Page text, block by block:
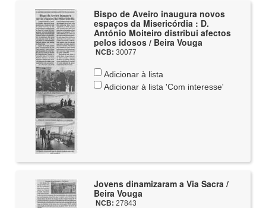
Bispo de Aveiro inaugura novos
espaços da Misericórdia : D.
António Moiteiro distribui afectos
pelos idosos / Beira Vouga
NCB: 30077
Adicionar à lista
Adicionar à lista 'Com interesse'
Jovens dinamizaram a Via Sacra /
Beira Vouga
NCB: 27843